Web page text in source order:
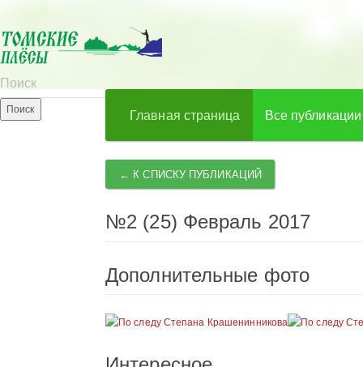
Главная страница Все публикации
← К СПИСКУ ПУБЛИКАЦИЙ
№2 (25) Февраль 2017
Дополнительные фото